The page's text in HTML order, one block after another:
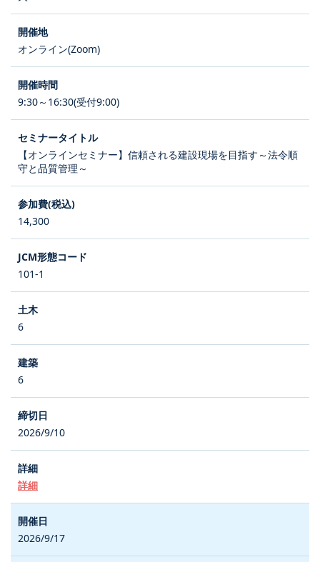
オンライン(Zoom)
9:30～16:30(受付9:00)
【オンラインセミナー】信頼される建設現場を目指す～法令順
守と品質管理～
14,300
101-1
6
6
2026/9/10
詳細
2026/9/17